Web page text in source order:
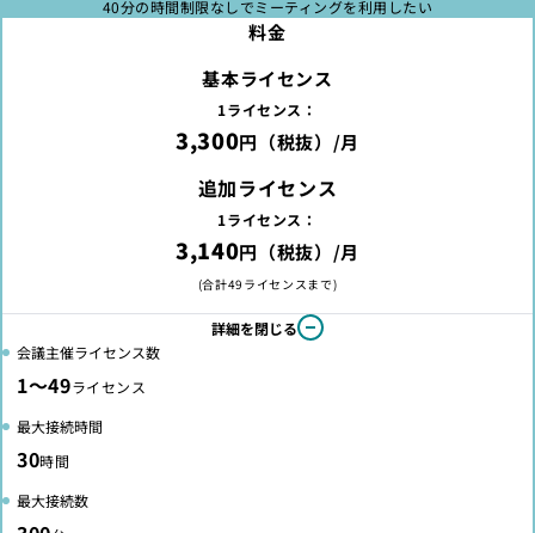
40分の時間制限なしでミーティングを利用したい
料金
基本ライセンス
1ライセンス：
3,300円（税抜）/月
追加ライセンス
1ライセンス：
3,140円（税抜）/月
(合計49ライセンスまで)
詳細を閉じる
会議主催ライセンス数
1～49ライセンス
最大接続時間
30時間
最大接続数